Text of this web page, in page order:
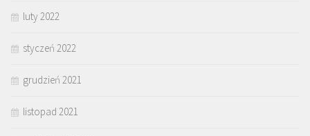
luty 2022
styczeń 2022
grudzień 2021
listopad 2021